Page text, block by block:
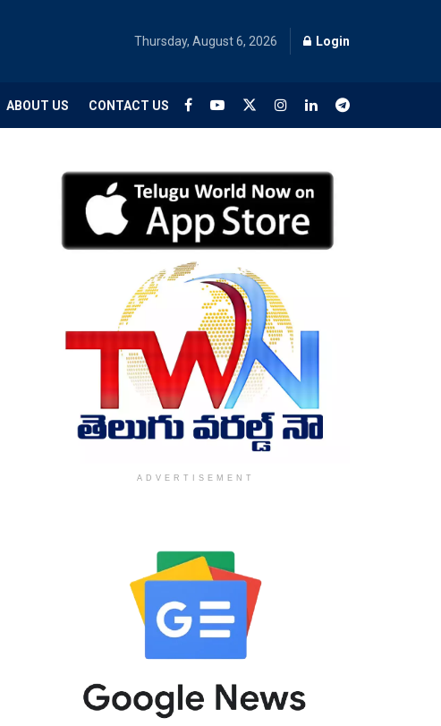
Thursday, August 6, 2026 Login
ABOUT US CONTACT US
ADVERTISEMENT